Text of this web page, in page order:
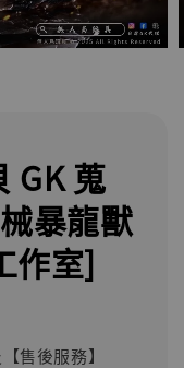
GK 蒐
暴龍獸
作室]
售後服務】